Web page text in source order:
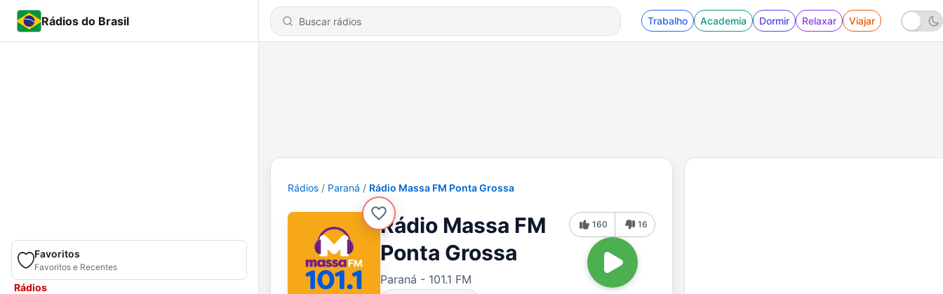
Rádios do Brasil Trabalho Academia Dormir Relaxar Viajar
Favoritos
Favoritos e Recentes
Rádios
Rádios Paraná Rádio Massa FM Ponta Grossa
Rádio Massa FM
Ponta Grossa
Paraná - 101.1 FM
160 16